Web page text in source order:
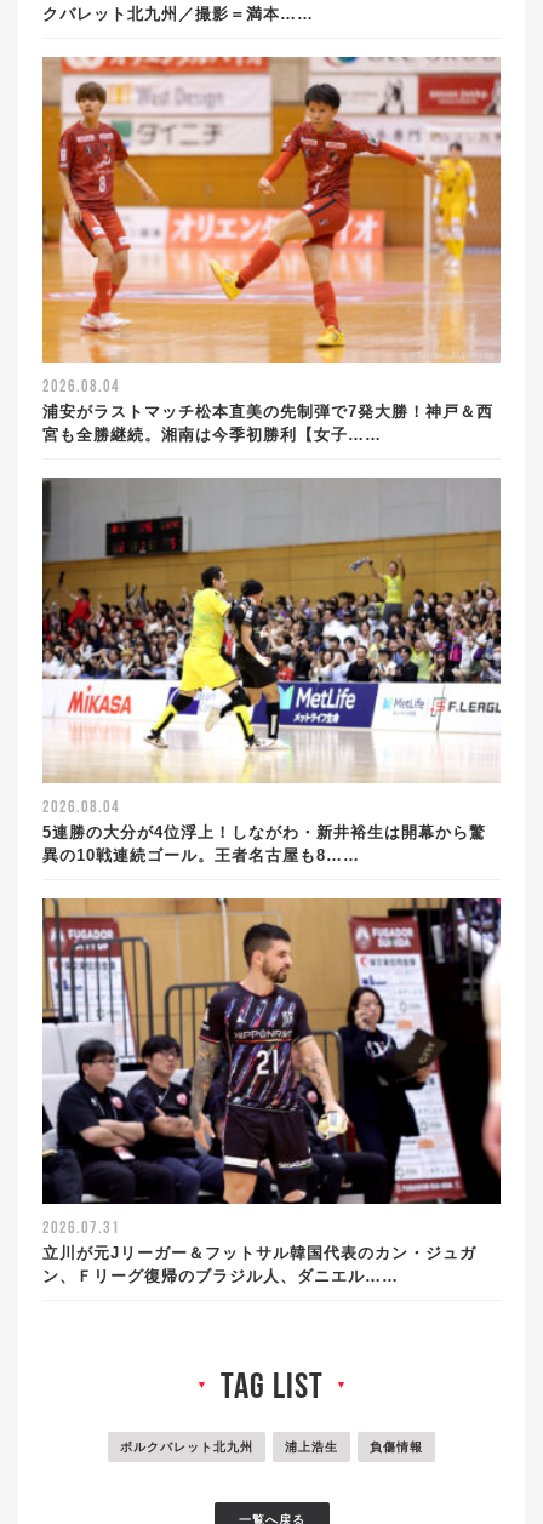
クバレット北九州／撮影＝満本……
2026.08.04
浦安がラストマッチ松本直美の先制弾で7発大勝！神戸＆西
宮も全勝継続。湘南は今季初勝利【女子……
2026.08.04
5連勝の大分が4位浮上！しながわ・新井裕生は開幕から驚
異の10戦連続ゴール。王者名古屋も8……
2026.07.31
立川が元Jリーガー＆フットサル韓国代表のカン・ジュガ
ン、Ｆリーグ復帰のブラジル人、ダニエル……
▼ tag list ▼
ボルクバレット北九州 浦上浩生 負傷情報
一覧へ戻る